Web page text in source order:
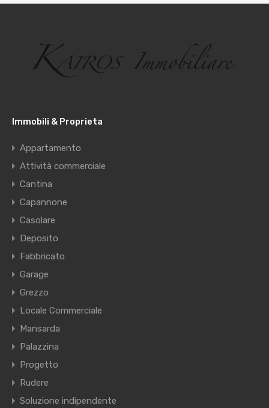
Immobili & Proprieta
Appartamento
Attività commerciale
Cantina
Capannone
Casolare
Deposito
Fabbricato
Garage
Grezzo
Locale Commerciale
Mansarda
Palazzina
Progetto
Rudere
Soluzione indipendente